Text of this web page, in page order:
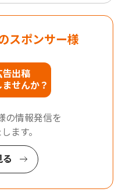
スポンサー様
告出稿
ませんか？
の情報発信を
ます。
る